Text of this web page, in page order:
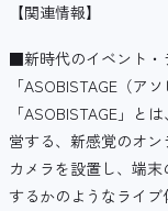
【関連情報】
■新時代のイベント・
「ASOBISTAGE（ア
「ASOBISTAGE」と
営する、新感覚のオ
カメラを設置し、端
するかのようなライ